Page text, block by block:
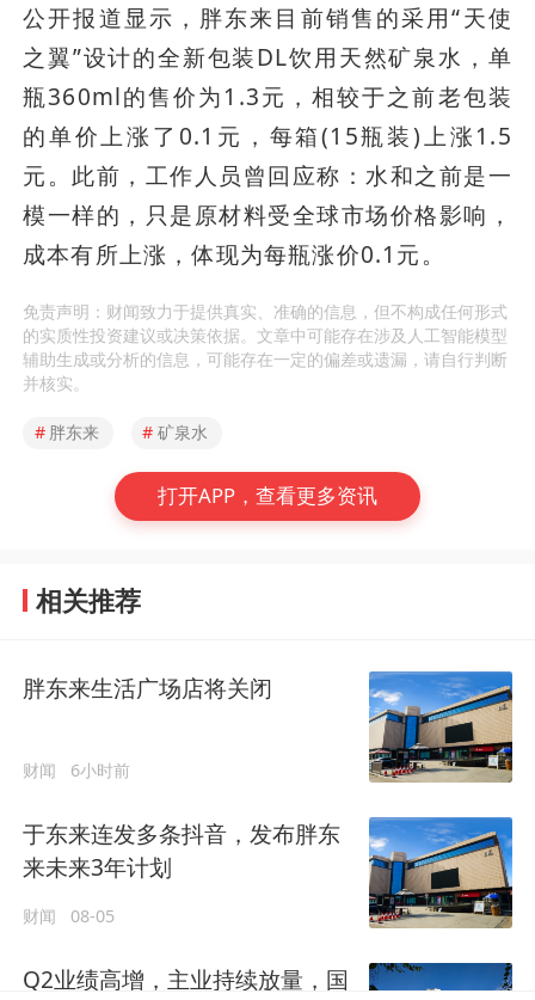
公开报道显示，胖东来目前销售的采用“天使
之翼”设计的全新包装DL饮用天然矿泉水，单
瓶360ml的售价为1.3元，相较于之前老包装
的单价上涨了0.1元，每箱(15瓶装)上涨1.5
元。此前，工作人员曾回应称：水和之前是一
模一样的，只是原材料受全球市场价格影响，
成本有所上涨，体现为每瓶涨价0.1元。
免责声明：财闻致力于提供真实、准确的信息，但不构成任何形式
的实质性投资建议或决策依据。文章中可能存在涉及人工智能模型
辅助生成或分析的信息，可能存在一定的偏差或遗漏，请自行判断
并核实。
# 胖东来 # 矿泉水
打开APP，查看更多资讯
相关推荐
胖东来生活广场店将关闭
财闻 6小时前
于东来连发多条抖音，发布胖东
来未来3年计划
财闻 08-05
Q2业绩高增，主业持续放量，国